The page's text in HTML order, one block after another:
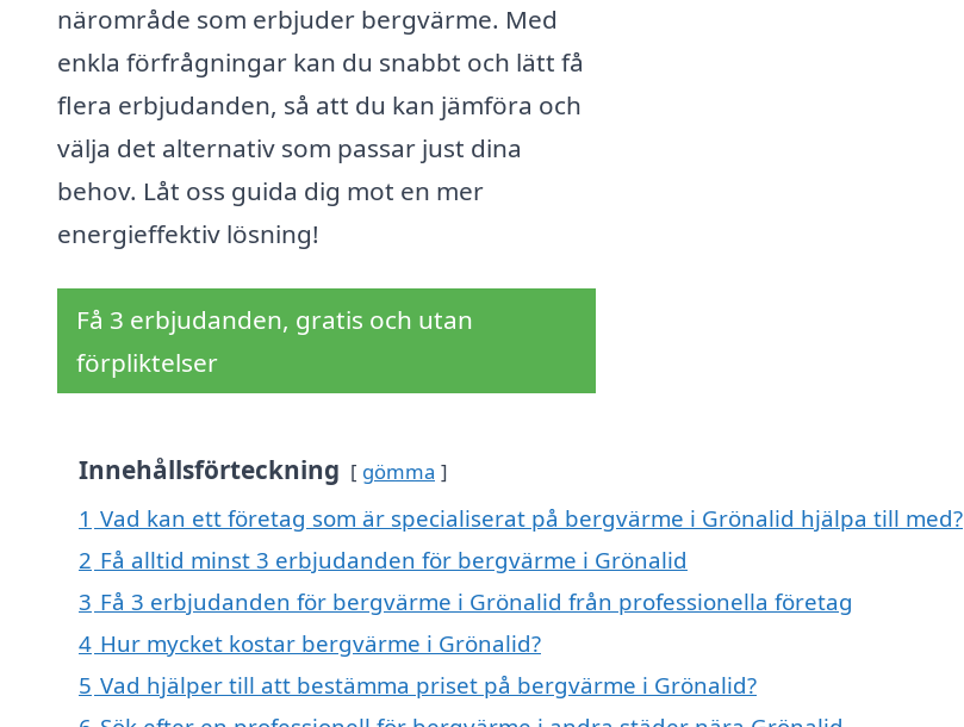
närområde som erbjuder bergvärme. Med
enkla förfrågningar kan du snabbt och lätt få
flera erbjudanden, så att du kan jämföra och
välja det alternativ som passar just dina
behov. Låt oss guida dig mot en mer
energieffektiv lösning!
Få 3 erbjudanden, gratis och utan
förpliktelser
Innehållsförteckning gömma
1 Vad kan ett företag som är specialiserat på bergvärme i Grönalid hjälpa till med?
2 Få alltid minst 3 erbjudanden för bergvärme i Grönalid
3 Få 3 erbjudanden för bergvärme i Grönalid från professionella företag
4 Hur mycket kostar bergvärme i Grönalid?
5 Vad hjälper till att bestämma priset på bergvärme i Grönalid?